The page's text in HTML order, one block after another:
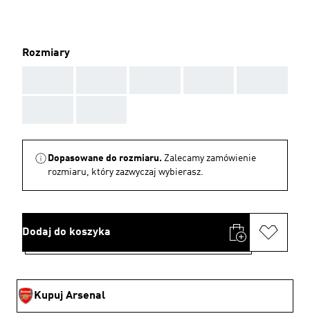
Rozmiary
Dopasowane do rozmiaru. Zalecamy zamówienie
rozmiaru, który zazwyczaj wybierasz.
Dodaj do koszyka
Kupuj Arsenal